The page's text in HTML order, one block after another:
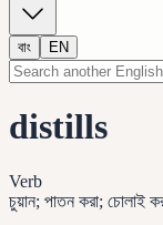
বাং
EN
distills
Verb
চুয়ান; পাতন করা; চোলাই